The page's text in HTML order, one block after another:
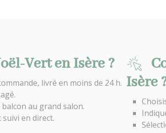
Vert en Isère ?
livré en moins de 24 h.
au grand salon.
suivi en direct.
Isère